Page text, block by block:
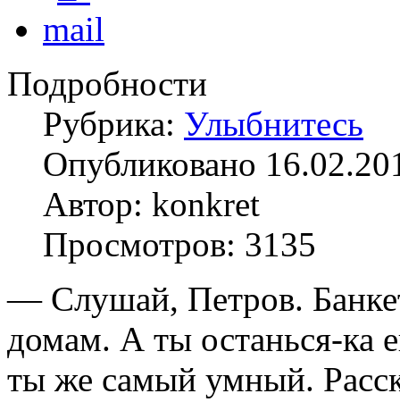
Подробности
Рубрика: Улыбнитесь
Опубликовано
Автор: konkret
Просмотров: 3135
— Слушай, Петров.
домам. А ты останься-ка
ты же самый умный.